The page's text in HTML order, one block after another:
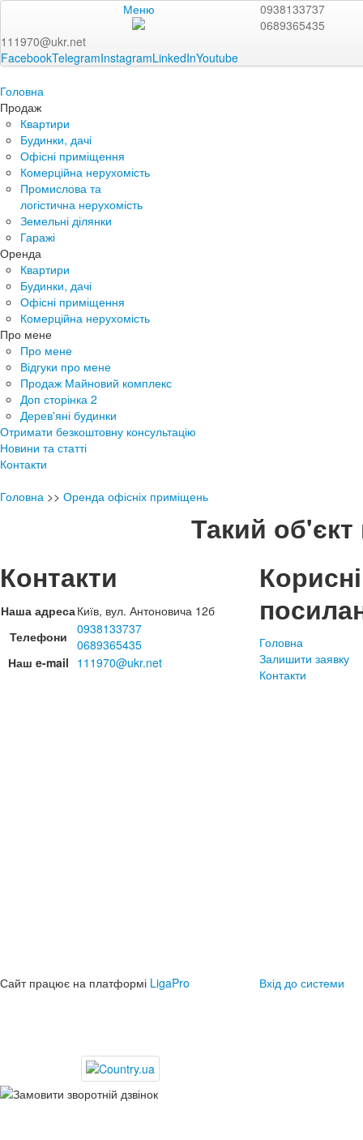
Меню
0938133737
0689365435
111970@ukr.net
FacebookTelegramInstagramLinkedInYoutube
Головна
Продаж
Квартири
Будинки, дачі
Офісні приміщення
Комерційна нерухомість
Промислова та
логістична нерухомість
Земельні ділянки
Гаражі
Оренда
Квартири
Будинки, дачі
Офісні приміщення
Комерційна нерухомість
Про мене
Про мене
Відгуки про мене
Продаж Майновий комплекс
Доп сторінка 2
Дерев'яні будинки
Отримати безкоштовну консультацію
Новини та статті
Контакти
Головна >> Оренда офісніх приміщень
Такий об'єкт
Контакти
Наша адресаКиїв, вул. Антоновича 12б
Телефони
0938133737
0689365435
Наш e-mail 111970@ukr.net
Корисні
Головна
Залишити заявку
Контакти
Сайт працює на платформі LigaPro Вхід до системи